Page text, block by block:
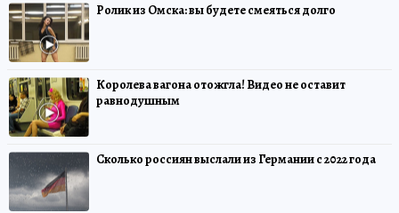
Ролик из Омска: вы будете смеяться долго
Королева вагона отожгла! Видео не оставит
равнодушным
Сколько россиян выслали из Германии с 2022 года